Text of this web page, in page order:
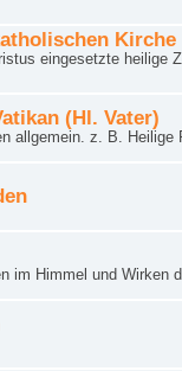
Kirche
eingesetzte heilige
(Hl. Vater)
allgemein. z. B. Heilige
im Himmel und Wirken